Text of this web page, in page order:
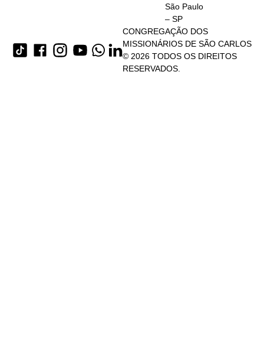
São Paulo
– SP
CONGREGAÇÃO DOS
MISSIONÁRIOS DE SÃO CARLOS
© 2026 TODOS OS DIREITOS
RESERVADOS.